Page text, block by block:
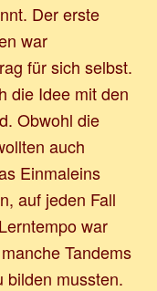
Der erste
war
für sich selbst.
die Idee mit den
Obwohl die
auch
Einmaleins
auf jeden Fall
war
Tandems
bilden mussten.